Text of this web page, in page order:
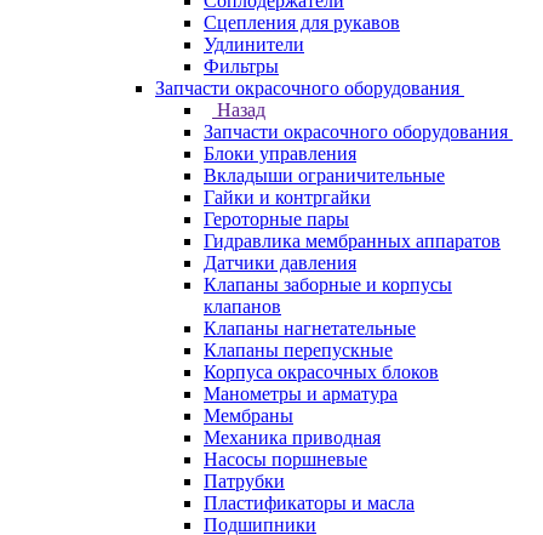
Сцепления для рукавов
Удлинители
Фильтры
Запчасти окрасочного оборудования
Назад
Запчасти окрасочного оборудования
Блоки управления
Вкладыши ограничительные
Гайки и контргайки
Героторные пары
Гидравлика мембранных аппаратов
Датчики давления
Клапаны заборные и корпусы
клапанов
Клапаны нагнетательные
Клапаны перепускные
Корпуса окрасочных блоков
Манометры и арматура
Мембраны
Механика приводная
Насосы поршневые
Патрубки
Пластификаторы и масла
Подшипники